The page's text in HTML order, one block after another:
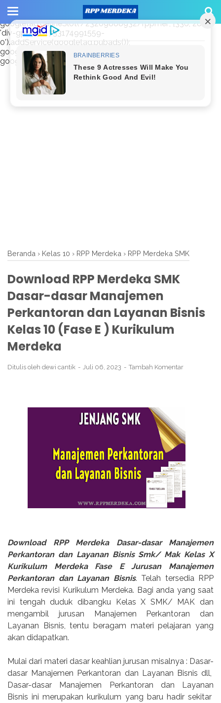
window.googletag = window.googletag || {cmd: []};
googletag.cmd.push(function() {
googletag.defineSlot('/23209888932/rppmer', [336, 280],
'div-gpt-ad-1733174991559-
0').addService(googletag.pubads());
googletag.pubads().enableSingleRequest();
googletag.enableServices(); });
Beranda › Kelas 10 › RPP Merdeka › RPP Merdeka SMK
Download RPP Merdeka SMK
Dasar-dasar Manajemen
Perkantoran dan Layanan Bisnis
Kelas 10 (Fase E ) Kurikulum
Merdeka
Ditulis oleh dewi cantik Juli 06, 2023 Tambah Komentar
Download RPP Merdeka Dasar-dasar Manajemen
Perkantoran dan Layanan Bisnis Smk/ Mak Kelas X
Kurikulum Merdeka Fase E Jurusan Manajemen
Perkantoran dan Layanan Bisnis. Telah tersedia RPP
Merdeka revisi Kurikulum Merdeka. Bagi anda yang saat
ini tengah duduk dibangku Kelas X SMK/ MAK dan
mengambil jurusan Manajemen Perkantoran dan
Layanan Bisnis, tentu beragam materi pelajaran yang
akan didapatkan.
Mulai dari materi dasar keahlian jurusan misalnya : Dasar-
dasar Manajemen Perkantoran dan Layanan Bisnis dll,
Dasar-dasar Manajemen Perkantoran dan Layanan
Bisnis ini merupakan kurikulum yang baru hadir sekitar